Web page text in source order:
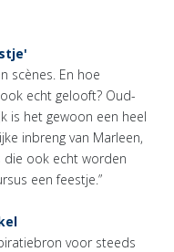
scènes. En hoe
echt gelooft? Oud-
is het gewoon een heel
inbreng van Marleen,
die ook echt worden
een feestje.”
voor steeds